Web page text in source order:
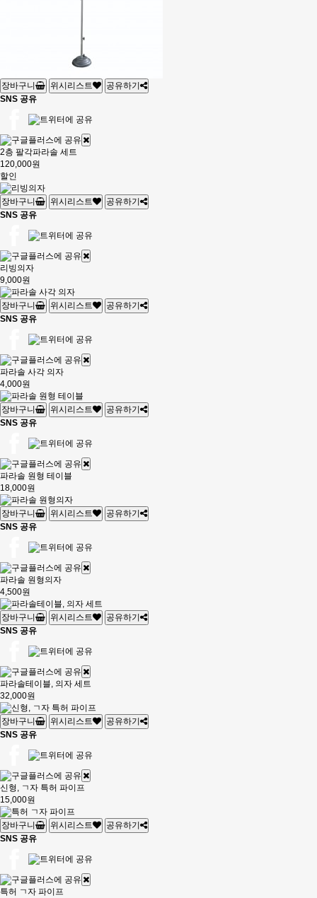
장바구니 위시리스트
공유하기
SNS 공유
2층 팔각파라솔 세트
120,000원
할인
장바구니 위시리스트
공유하기
SNS 공유
리빙의자
9,000원
장바구니 위시리스트
공유하기
SNS 공유
파라솔 사각 의자
4,000원
장바구니 위시리스트
공유하기
SNS 공유
파라솔 원형 테이블
18,000원
장바구니 위시리스트
공유하기
SNS 공유
파라솔 원형의자
4,500원
장바구니 위시리스트
공유하기
SNS 공유
파라솔테이블, 의자 세트
32,000원
장바구니 위시리스트
공유하기
SNS 공유
신형, ㄱ자 특허 파이프
15,000원
장바구니 위시리스트
공유하기
SNS 공유
특허 ㄱ자 파이프